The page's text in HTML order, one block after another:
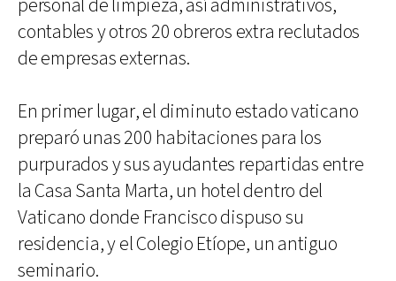
personal de limpieza, así administrativos,
contables y otros 20 obreros extra reclutados
de empresas externas.
En primer lugar, el diminuto estado vaticano
preparó unas 200 habitaciones para los
purpurados y sus ayudantes repartidas entre
la Casa Santa Marta, un hotel dentro del
Vaticano donde Francisco dispuso su
residencia, y el Colegio Etíope, un antiguo
seminario.